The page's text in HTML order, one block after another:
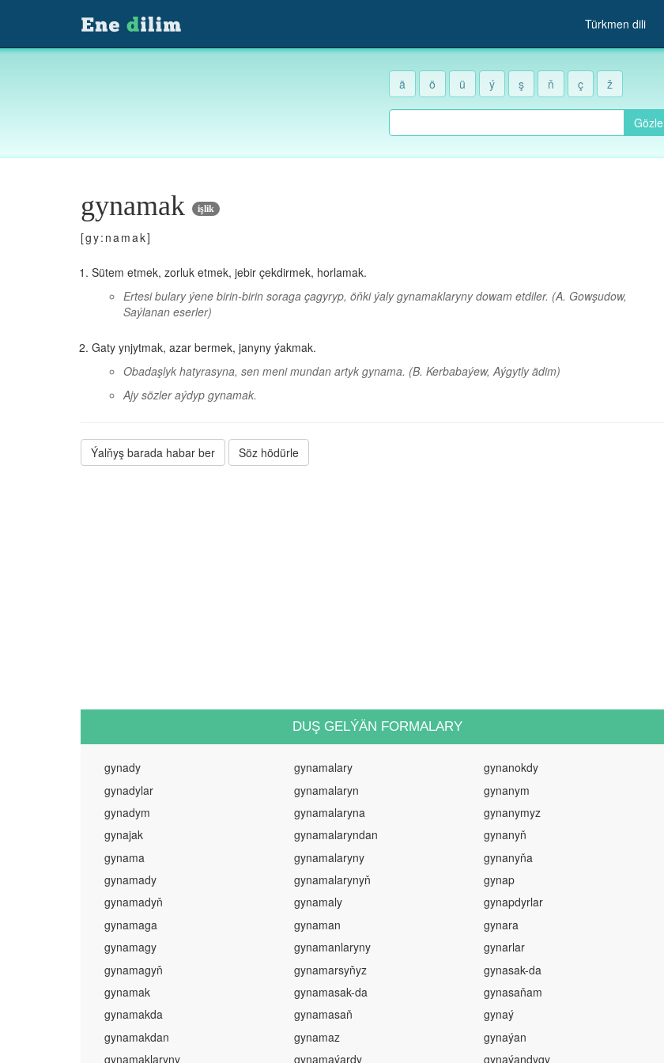
Türkmen dili
ä ö ü ý ş ň ç ž
Gözle
gynamak işlik
[gy:namak]
Sütem etmek, zorluk etmek, jebir çekdirmek, horlamak.
Ertesi bulary ýene birin-birin soraga çagyryp, öňki ýaly gynamaklaryny dowam etdiler. (A. Gowşudow,
Saýlanan eserler)
Gaty ynjytmak, azar bermek, janyny ýakmak.
Obadaşlyk hatyrasyna, sen meni mundan artyk gynama. (B. Kerbabaýew, Aýgytly ädim)
Ajy sözler aýdyp gynamak.
Ýalňyş barada habar ber Söz hödürle
DUŞ GELÝÄN FORMALARY
gynady
gynadylar
gynadym
gynajak
gynama
gynamady
gynamadyň
gynamaga
gynamagy
gynamagyň
gynamak
gynamakda
gynamakdan
gynamaklaryny
gynamalary
gynamalaryn
gynamalaryna
gynamalaryndan
gynamalaryny
gynamalarynyň
gynamaly
gynaman
gynamanlaryny
gynamarsyňyz
gynamasak-da
gynamasaň
gynamaz
gynamaýardy
gynanokdy
gynanym
gynanymyz
gynanyň
gynanyňa
gynap
gynapdyrlar
gynara
gynarlar
gynasak-da
gynasaňam
gynaý
gynaýan
gynaýandygy